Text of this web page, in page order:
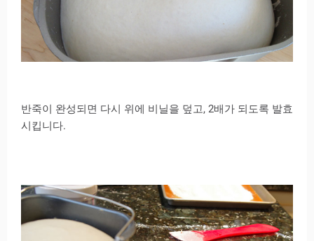
반죽이 완성되면 다시 위에 비닐을 덮고, 2배가 되도록 발효
시킵니다.